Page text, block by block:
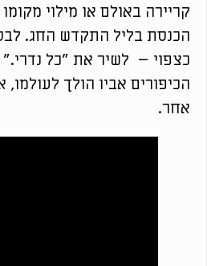
קריירה באולם או מילוי
הכנסת בליל התקדש החג.
כצפוי – לשיר את "כל
הכיפורים אביו הולך
אחר.